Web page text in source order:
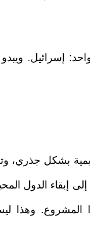
إسرائيل. ويبدو
بشكل جذري،
إبقاء الدول
المشروع. وهذا